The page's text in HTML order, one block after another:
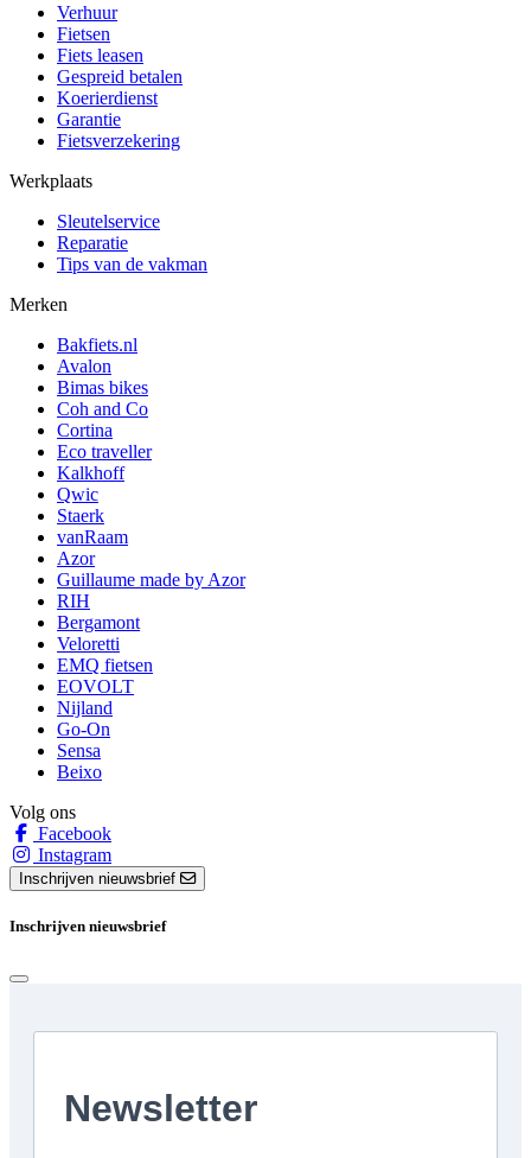
Verhuur
Fietsen
Fiets leasen
Gespreid betalen
Koerierdienst
Garantie
Fietsverzekering
Werkplaats
Sleutelservice
Reparatie
Tips van de vakman
Merken
Bakfiets.nl
Avalon
Bimas bikes
Coh and Co
Cortina
Eco traveller
Kalkhoff
Qwic
Staerk
vanRaam
Azor
Guillaume made by Azor
RIH
Bergamont
Veloretti
EMQ fietsen
EOVOLT
Nijland
Go-On
Sensa
Beixo
Volg ons
Facebook
Instagram
Inschrijven nieuwsbrief
Inschrijven nieuwsbrief